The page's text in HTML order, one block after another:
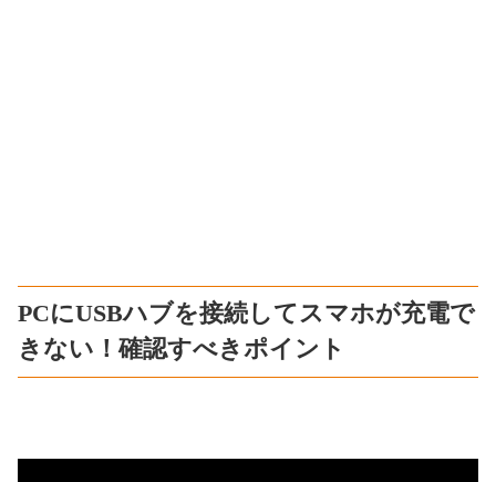
PCにUSBハブを接続してスマホが充電で
きない！確認すべきポイント